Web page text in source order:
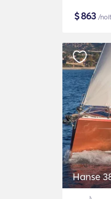
$863 /
Hanse